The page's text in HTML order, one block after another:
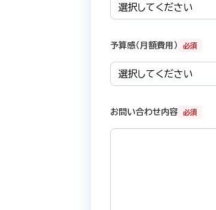
必須
予算感（月額費用）
必須
お問い合わせ内容